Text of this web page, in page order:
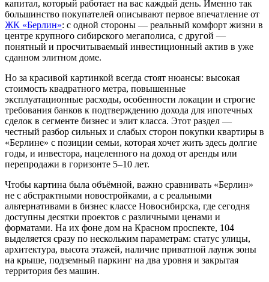
капитал, который работает на вас каждый день. Именно так
большинство покупателей описывают первое впечатление от
ЖК «Берлин»: с одной стороны — реальный комфорт жизни в
центре крупного сибирского мегаполиса, с другой —
понятный и просчитываемый инвестиционный актив в уже
сданном элитном доме.
Но за красивой картинкой всегда стоят нюансы: высокая
стоимость квадратного метра, повышенные
эксплуатационные расходы, особенности локации и строгие
требования банков к подтверждению дохода для ипотечных
сделок в сегменте бизнес и элит класса. Этот раздел —
честный разбор сильных и слабых сторон покупки квартиры в
«Берлине» с позиции семьи, которая хочет жить здесь долгие
годы, и инвестора, нацеленного на доход от аренды или
перепродажи в горизонте 5–10 лет.
Чтобы картина была объёмной, важно сравнивать «Берлин»
не с абстрактными новостройками, а с реальными
альтернативами в бизнес классе Новосибирска, где сегодня
доступны десятки проектов с различными ценами и
форматами. На их фоне дом на Красном проспекте, 104
выделяется сразу по нескольким параметрам: статус улицы,
архитектура, высота этажей, наличие приватной лаунж зоны
на крыше, подземный паркинг на два уровня и закрытая
территория без машин.